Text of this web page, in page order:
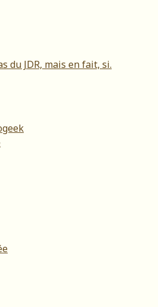
du JDR, mais en fait, si.